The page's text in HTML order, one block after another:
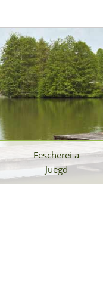
Fëscherei a
Juegd